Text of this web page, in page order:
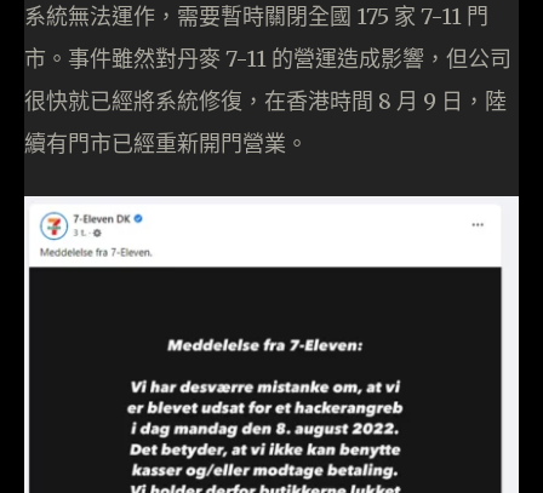
系統無法運作，需要暫時關閉全國 175 家 7-11 門
市。事件雖然對丹麥 7-11 的營運造成影響，但公司
很快就已經將系統修復，在香港時間 8 月 9 日，陸
續有門市已經重新開門營業。